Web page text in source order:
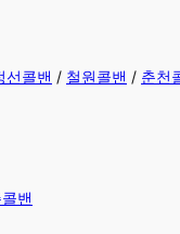
선콜밴 / 철원콜밴 / 춘천
밴